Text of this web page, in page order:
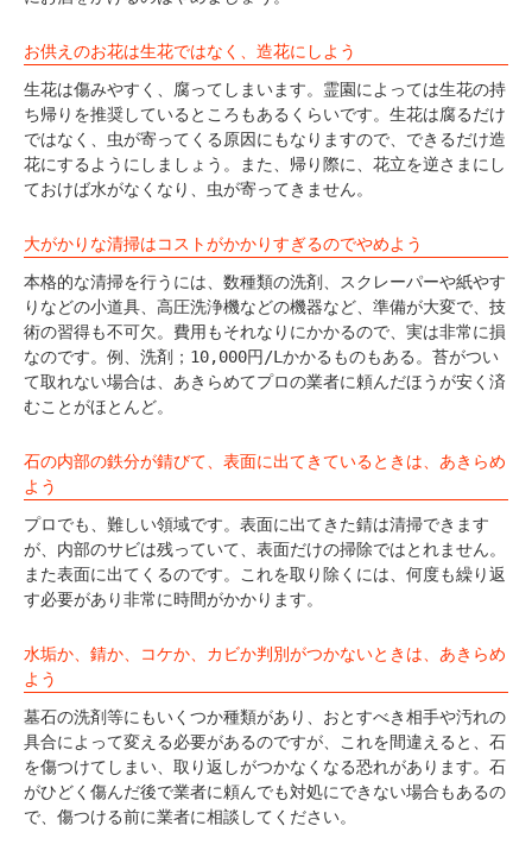
お供えのお花は生花ではなく、造花にしよう
生花は傷みやすく、腐ってしまいます。霊園によっては生花の持
ち帰りを推奨しているところもあるくらいです。生花は腐るだけ
ではなく、虫が寄ってくる原因にもなりますので、できるだけ造
花にするようにしましょう。また、帰り際に、花立を逆さまにし
ておけば水がなくなり、虫が寄ってきません。
大がかりな清掃はコストがかかりすぎるのでやめよう
本格的な清掃を行うには、数種類の洗剤、スクレーパーや紙やす
りなどの小道具、高圧洗浄機などの機器など、準備が大変で、技
術の習得も不可欠。費用もそれなりにかかるので、実は非常に損
なのです。例、洗剤；10,000円/Lかかるものもある。苔がつい
て取れない場合は、あきらめてプロの業者に頼んだほうが安く済
むことがほとんど。
石の内部の鉄分が錆びて、表面に出てきているときは、あきらめ
よう
プロでも、難しい領域です。表面に出てきた錆は清掃できます
が、内部のサビは残っていて、表面だけの掃除ではとれません。
また表面に出てくるのです。これを取り除くには、何度も繰り返
す必要があり非常に時間がかかります。
水垢か、錆か、コケか、カビか判別がつかないときは、あきらめ
よう
墓石の洗剤等にもいくつか種類があり、おとすべき相手や汚れの
具合によって変える必要があるのですが、これを間違えると、石
を傷つけてしまい、取り返しがつかなくなる恐れがあります。石
がひどく傷んだ後で業者に頼んでも対処にできない場合もあるの
で、傷つける前に業者に相談してください。